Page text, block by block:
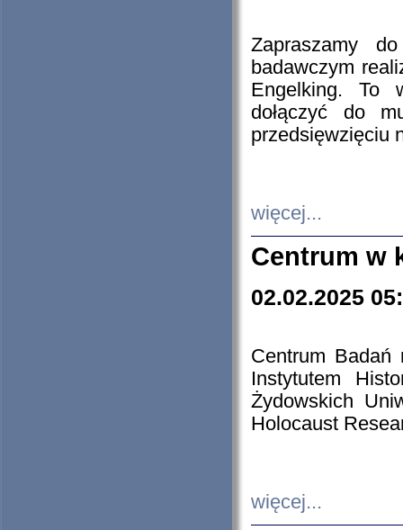
Zapraszamy
badawczym
Engelking. To
dołączyć do
przedsięwzięciu
więcej...
Centrum w
02.02.2025
Centrum Badań
Instytutem
Żydowskich
Holocaust
więcej...